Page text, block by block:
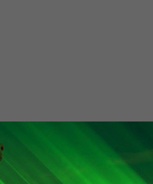
кроватью, удобный для
линии;